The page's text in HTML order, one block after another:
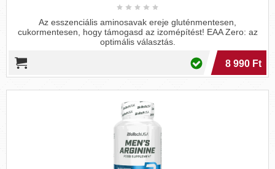
Cysteine,
Glutamine,
Gln, Q
Glutamic
acid, Glu, E
Isoleucine, Ile,
I
Az esszenciális aminosavak ereje gluténmentesen,
cukormentesen, hogy támogasd az izomépítést! EAA Zero: az
optimális választás.
8 990 Ft